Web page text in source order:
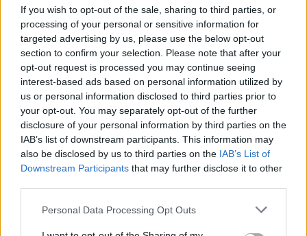
If you wish to opt-out of the sale, sharing to third parties, or
processing of your personal or sensitive information for
targeted advertising by us, please use the below opt-out
section to confirm your selection. Please note that after your
opt-out request is processed you may continue seeing
interest-based ads based on personal information utilized by
us or personal information disclosed to third parties prior to
your opt-out. You may separately opt-out of the further
disclosure of your personal information by third parties on the
IAB’s list of downstream participants. This information may
also be disclosed by us to third parties on the IAB’s List of
Downstream Participants that may further disclose it to other
Please note that this website/app uses one or more Google
Personal Data Processing Opt Outs
Oszd meg ezt a posztot:
WhatsappReddit Share
via